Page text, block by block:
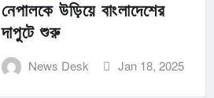
নেপালকে উড়িয়ে বাংলাদেশের
দাপুটে শুরু
News Desk Jan 18, 2025